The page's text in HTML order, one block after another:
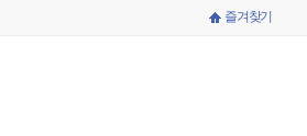
즐겨찾기